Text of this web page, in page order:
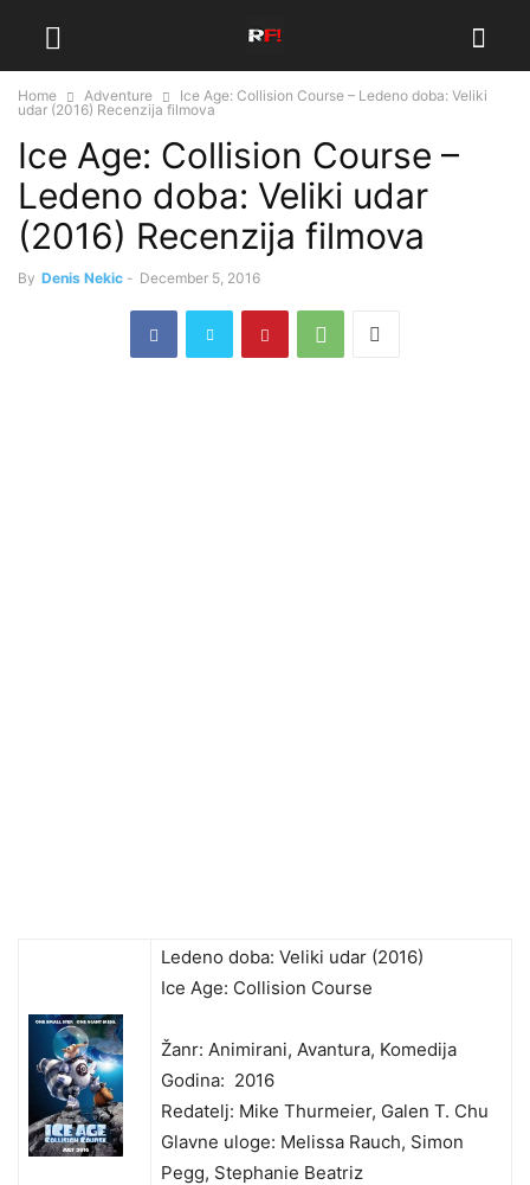
Home Adventure
Ice Age: Collision Course – Ledeno doba: Veliki
udar (2016) Recenzija filmova
Ice Age: Collision Course –
Ledeno doba: Veliki udar
(2016) Recenzija filmova
By Denis Nekic - December 5, 2016
Ledeno doba: Veliki udar (2016)
Ice Age: Collision Course
Žanr: Animirani, Avantura, Komedija
Godina: 2016
Redatelj: Mike Thurmeier, Galen T. Chu
Glavne uloge: Melissa Rauch, Simon
Pegg, Stephanie Beatriz